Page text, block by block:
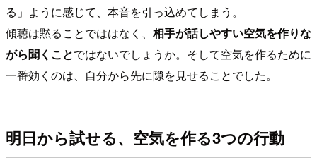
る」ように感じて、本音を引っ込めてしまう。
傾聴は黙ることでははなく、 相手が話しやすい空気を作りな
がら聞くことではないでしょうか。そして空気を作るために
一番効くのは、自分から先に隙を見せることでした。
明日から試せる、空気を作る3つの行動